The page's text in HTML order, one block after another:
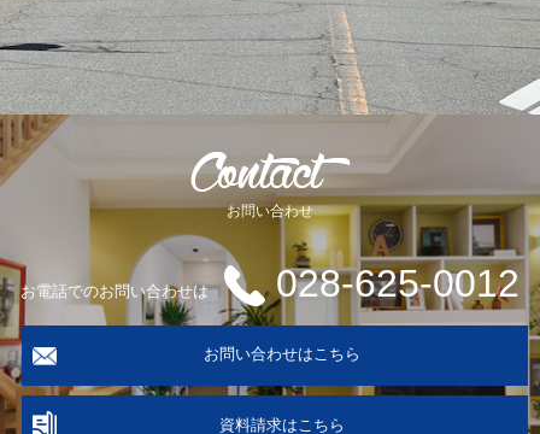
お問い合わせ
お電話でのお問い合わせは 028-625-0012
お問い合わせはこちら
資料請求はこちら